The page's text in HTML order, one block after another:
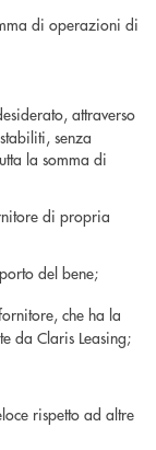
di operazioni di
attraverso
senza
la somma di
di propria
del bene;
che ha la
da Claris Leasing;
rispetto ad altre